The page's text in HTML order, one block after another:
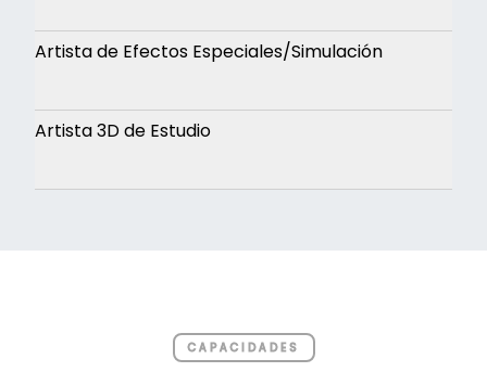
Artista de Efectos Especiales/Simulación
Artista 3D de Estudio
CAPACIDADES